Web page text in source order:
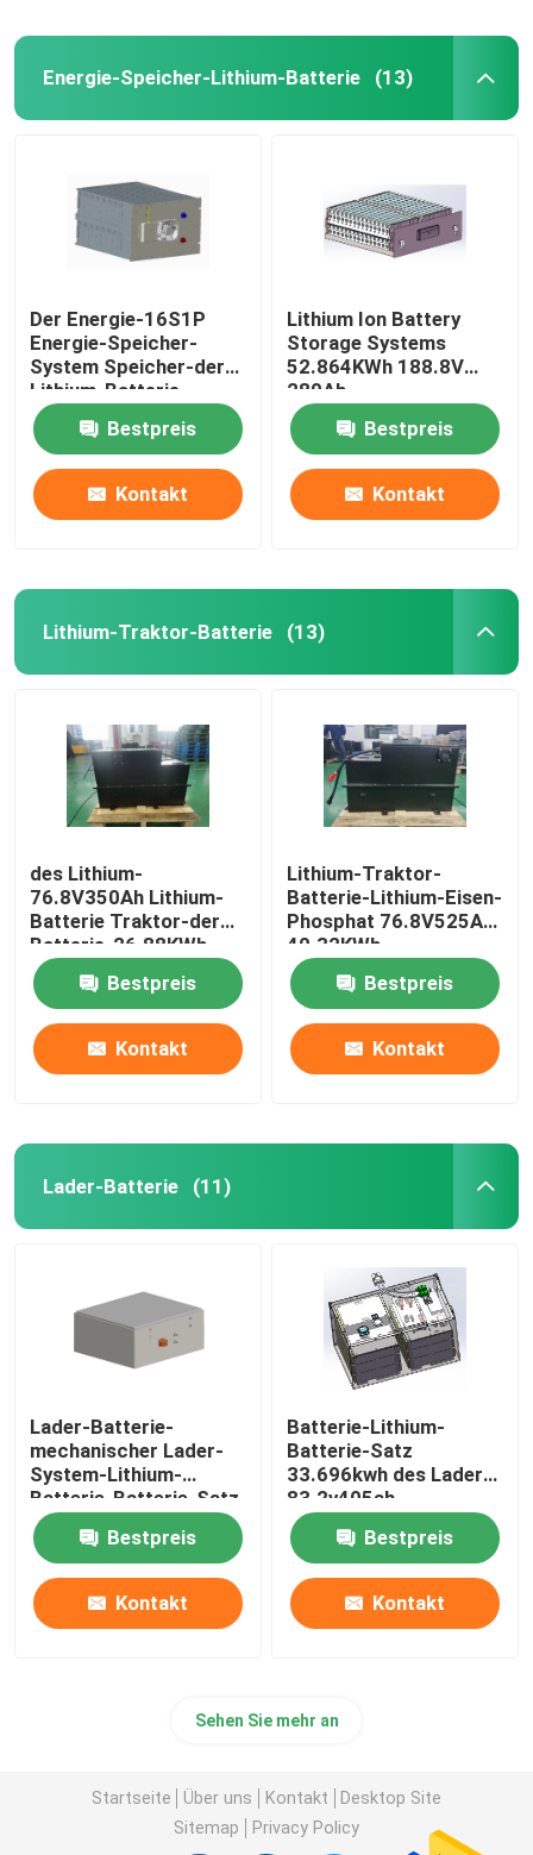
Energie-Speicher-Lithium-Batterie (13)
Der Energie-16S1P
Energie-Speicher-
System Speicher-der
Lithium-Batterie-
51.2V280Ah
14.336KWhBestpreis
Kontakt
Lithium Ion Battery
Storage Systems
52.864KWh 188.8V
280Ah
Bestpreis
Kontakt
Lithium-Traktor-Batterie (13)
des Lithium-
76.8V350Ah Lithium-
Batterie Traktor-der
Batterie-26.88KWh
IP67
Bestpreis
Kontakt
Lithium-Traktor-
Batterie-Lithium-Eisen-
Phosphat 76.8V525Ah
40.32KWh
Bestpreis
Kontakt
Lader-Batterie (11)
Lader-Batterie-
mechanischer Lader-
System-Lithium-
Batterie-Batterie-Satz
614.4V 255Ah
Bestpreis
Kontakt
Batterie-Lithium-
Batterie-Satz
33.696kwh des Lader-
83.2v405ah
Bestpreis
Kontakt
Sehen Sie mehr an
Startseite Über uns Kontakt
Desktop Site
Sitemap
Privacy Policy